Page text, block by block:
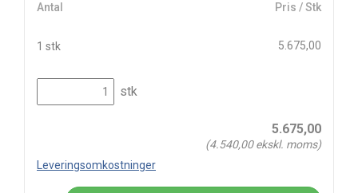
Antal Pris / Stk
1 stk 5.675,00
stk
5.675,00
(4.540,00ekskl. moms)
Leveringsomkostninger